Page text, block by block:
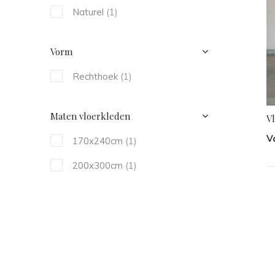
Naturel (1)
Vorm
Rechthoek (1)
Maten vloerkleden
170x240cm (1)
200x300cm (1)